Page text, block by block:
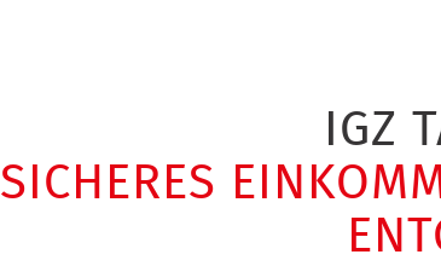
IGZ
SICHERES